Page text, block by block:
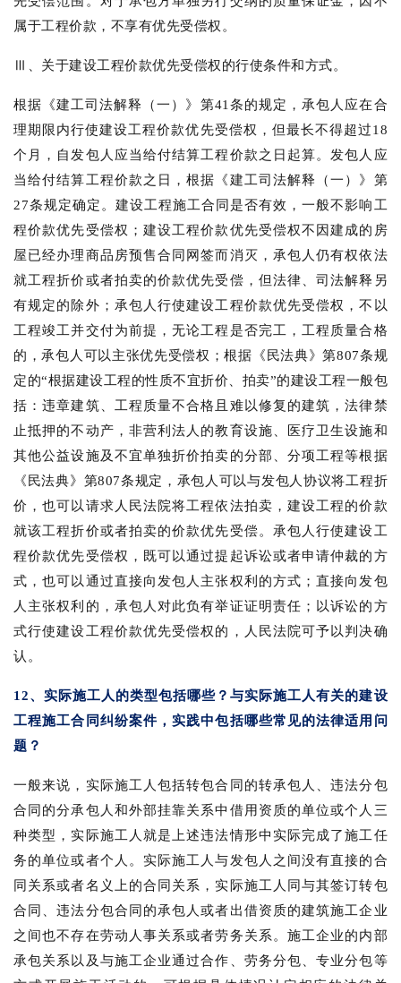
属于工程价款，不享有优先受偿权。
Ⅲ、关于建设工程价款优先受偿权的行使条件和方式。
根据《建工司法解释（一）》第41条的规定，承包人应在合
理期限内行使建设工程价款优先受偿权，但最长不得超过18
个月，自发包人应当给付结算工程价款之日起算。发包人应
当给付结算工程价款之日，根据《建工司法解释（一）》第
27条规定确定。建设工程施工合同是否有效，一般不影响工
程价款优先受偿权；建设工程价款优先受偿权不因建成的房
屋已经办理商品房预售合同网签而消灭，承包人仍有权依法
就工程折价或者拍卖的价款优先受偿，但法律、司法解释另
有规定的除外；承包人行使建设工程价款优先受偿权，不以
工程竣工并交付为前提，无论工程是否完工，工程质量合格
的，承包人可以主张优先受偿权；根据《民法典》第807条规
定的“根据建设工程的性质不宜折价、拍卖”的建设工程一般包
括：违章建筑、工程质量不合格且难以修复的建筑，法律禁
止抵押的不动产，非营利法人的教育设施、医疗卫生设施和
其他公益设施及不宜单独折价拍卖的分部、分项工程等根据
《民法典》第807条规定，承包人可以与发包人协议将工程折
价，也可以请求人民法院将工程依法拍卖，建设工程的价款
就该工程折价或者拍卖的价款优先受偿。承包人行使建设工
程价款优先受偿权，既可以通过提起诉讼或者申请仲裁的方
式，也可以通过直接向发包人主张权利的方式；直接向发包
人主张权利的，承包人对此负有举证证明责任；以诉讼的方
式行使建设工程价款优先受偿权的，人民法院可予以判决确
认。
12、实际施工人的类型包括哪些？与实际施工人有关的建设
工程施工合同纠纷案件，实践中包括哪些常见的法律适用问
题？
一般来说，实际施工人包括转包合同的转承包人、违法分包
合同的分承包人和外部挂靠关系中借用资质的单位或个人三
种类型，实际施工人就是上述违法情形中实际完成了施工任
务的单位或者个人。实际施工人与发包人之间没有直接的合
同关系或者名义上的合同关系，实际施工人同与其签订转包
合同、违法分包合同的承包人或者出借资质的建筑施工企业
之间也不存在劳动人事关系或者劳务关系。施工企业的内部
承包关系以及与施工企业通过合作、劳务分包、专业分包等